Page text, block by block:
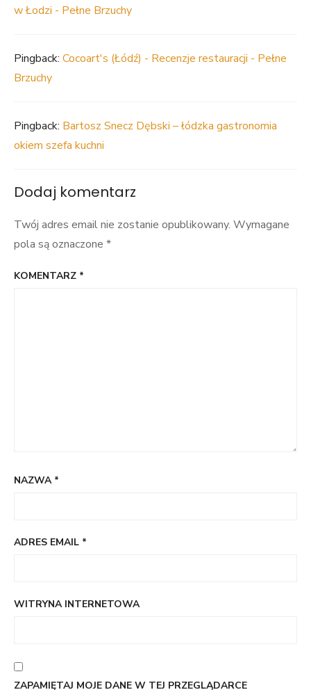
w Łodzi - Pełne Brzuchy
Pingback: Cocoart's (Łódź) - Recenzje restauracji - Pełne
Brzuchy
Pingback: Bartosz Snecz Dębski – łódzka gastronomia
okiem szefa kuchni
Dodaj komentarz
Twój adres email nie zostanie opublikowany. Wymagane
pola są oznaczone *
KOMENTARZ *
NAZWA *
ADRES EMAIL *
WITRYNA INTERNETOWA
ZAPAMIĘTAJ MOJE DANE W TEJ PRZEGLĄDARCE